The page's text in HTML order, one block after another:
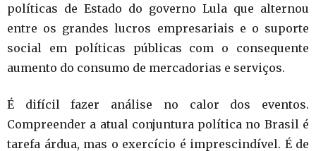
políticas de Estado do governo Lula que alternou
entre os grandes lucros empresariais e o suporte
social em políticas públicas com o consequente
aumento do consumo de mercadorias e serviços.
É difícil fazer análise no calor dos eventos.
Compreender a atual conjuntura política no Brasil é
tarefa árdua, mas o exercício é imprescindível. É de